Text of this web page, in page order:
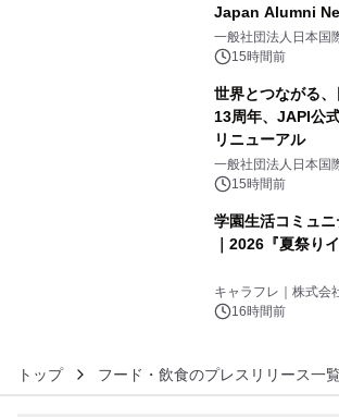
Japan Alumni
をリリース
一般社団法人日本国
15時間前
世界とつながる
13周年、JAPI公
リニューアル
一般社団法人日本国
15時間前
学園生活コミュニ
｜2026『夏祭り
キャラフレ｜株式会
デザインズ
16時間前
トップ フード・飲食のプレスリリース一